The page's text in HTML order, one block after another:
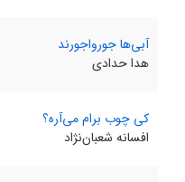
آبی‌ها جورواجورند
هدا حدادی
کی چوب برام می‌آره؟
افسانه شعبان‌نژاد